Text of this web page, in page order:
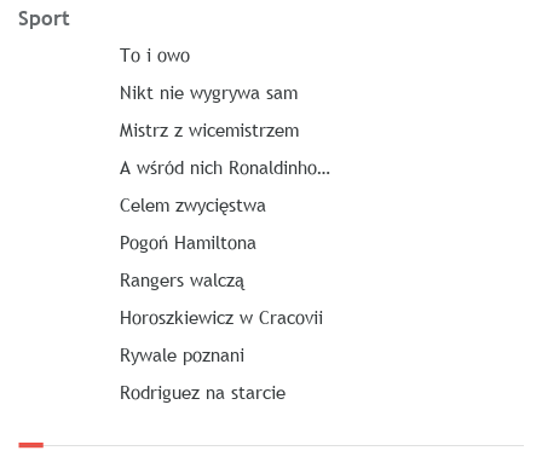
Sport
To i owo
Nikt nie wygrywa sam
Mistrz z wicemistrzem
A wśród nich Ronaldinho…
Celem zwycięstwa
Pogoń Hamiltona
Rangers walczą
Horoszkiewicz w Cracovii
Rywale poznani
Rodriguez na starcie